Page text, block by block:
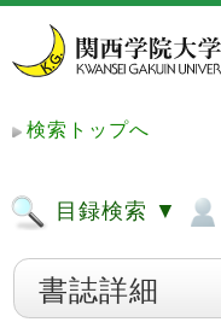
検索トップへ
目録検索 ▼
書誌詳細